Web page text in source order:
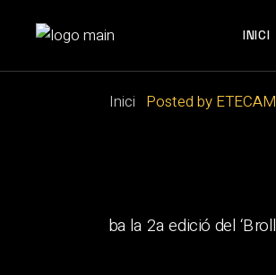
INICI
Inici Posted by ETECAM